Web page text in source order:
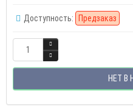
Доступность: Предзаказ
НЕТ В